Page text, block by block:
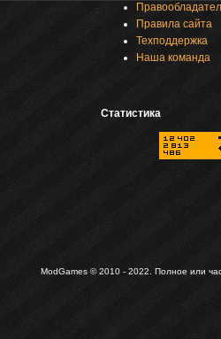
Правила сайта
Техподдержка
Наша команда
Статистика
ModGames © 2010 - 2022. Полное или